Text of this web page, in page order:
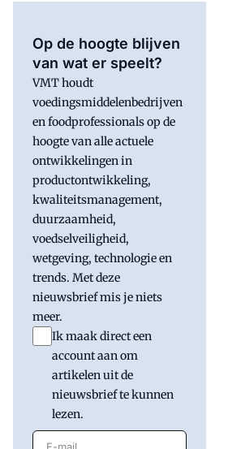
Op de hoogte blijven
van wat er speelt?
VMT houdt
voedingsmiddelenbedrijven
en foodprofessionals op de
hoogte van alle actuele
ontwikkelingen in
productontwikkeling,
kwaliteitsmanagement,
duurzaamheid,
voedselveiligheid,
wetgeving, technologie en
trends. Met deze
nieuwsbrief mis je niets
meer.
Ik maak direct een
account aan om
artikelen uit de
nieuwsbrief te kunnen
lezen.
E-mail